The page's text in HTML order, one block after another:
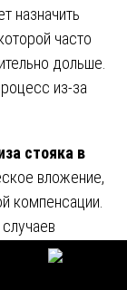
назначить
часто
дольше.
из-за
стояка в
вложение,
компенсации.
📈💎